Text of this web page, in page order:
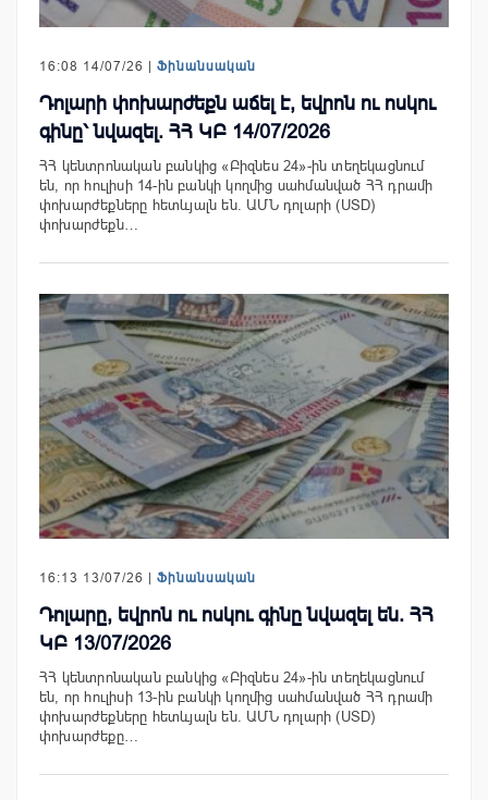
16:08 14/07/26 | Ֆինանսական
Դոլարի փոխարժեքն աճել է, եվրոն ու ոսկու
գինը՝ նվազել. ՀՀ ԿԲ 14/07/2026
ՀՀ կենտրոնական բանկից «Բիզնես 24»-ին տեղեկացնում
են, որ հուլիսի 14-ին բանկի կողմից սահմանված ՀՀ դրամի
փոխարժեքները հետևյալն են. ԱՄՆ դոլարի (USD)
փոխարժեքն…
16:13 13/07/26 | Ֆինանսական
Դոլարը, եվրոն ու ոսկու գինը նվազել են. ՀՀ
ԿԲ 13/07/2026
ՀՀ կենտրոնական բանկից «Բիզնես 24»-ին տեղեկացնում
են, որ հուլիսի 13-ին բանկի կողմից սահմանված ՀՀ դրամի
փոխարժեքները հետևյալն են. ԱՄՆ դոլարի (USD)
փոխարժեքը…